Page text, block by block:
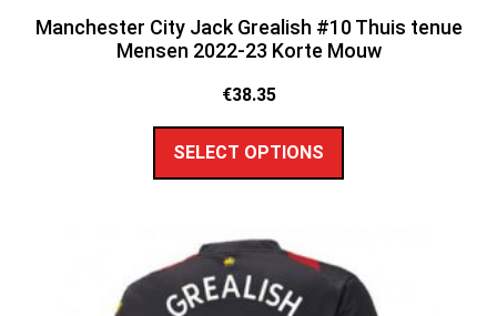
Manchester City Jack Grealish #10 Thuis tenue
Mensen 2022-23 Korte Mouw
€38.35
SELECT OPTIONS